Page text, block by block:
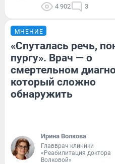
4 902 3
МНЕНИЕ
«Спуталась речь,
пургу». Врач — о
смертельном
который сложно
обнаружить
Ирина Волкова
Главврач клиники
«Реабилитация доктора
Волковой»